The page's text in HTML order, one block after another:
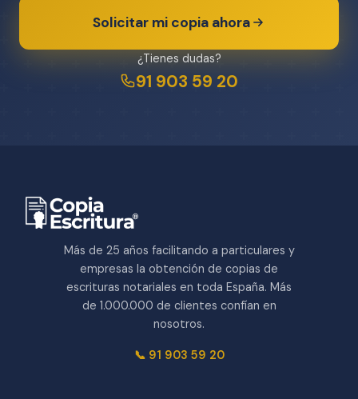
Solicitar mi copia ahora
¿Tienes dudas?
91 903 59 20
Más de 25 años facilitando a particulares y
empresas la obtención de copias de
escrituras notariales en toda España. Más
de 1.000.000 de clientes confían en
nosotros.
📞 91 903 59 20